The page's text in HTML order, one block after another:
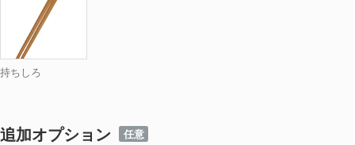
持ちしろ
追加オプション 任意